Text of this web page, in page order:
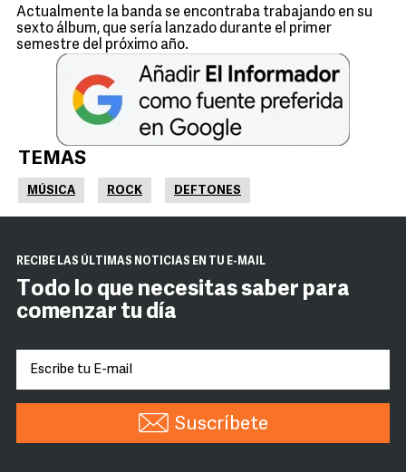
Actualmente la banda se encontraba trabajando en su
sexto álbum, que sería lanzado durante el primer
semestre del próximo año.
TEMAS
MÚSICA ROCK DEFTONES
RECIBE LAS ÚLTIMAS NOTICIAS EN TU E-MAIL
Todo lo que necesitas saber para
comenzar tu día
Suscríbete